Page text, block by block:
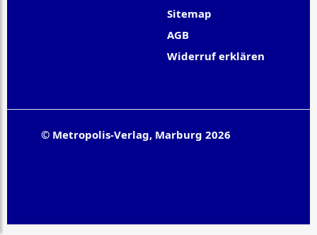
Sitemap
AGB
Widerruf erklären
© Metropolis-Verlag, Marburg 2026